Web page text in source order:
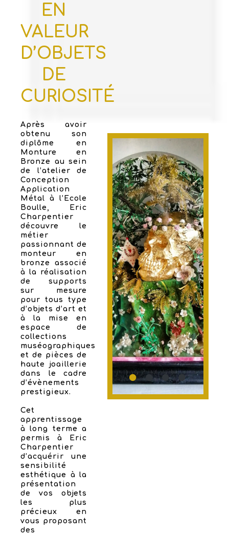
EN
VALEUR
D’OBJETS
DE
CURIOSITÉ
Après avoir
obtenu son
diplôme en
Monture en
Bronze au sein
de l’atelier de
Conception
Application
Métal à l’Ecole
Boulle, Eric
Charpentier
découvre le
métier
passionnant de
monteur en
bronze associé
à la réalisation
de supports
sur mesure
pour tous type
d’objets d’art et
à la mise en
espace de
collections
muséographiques
et de pièces de
haute joaillerie
dans le cadre
d’évènements
prestigieux.
Cet
apprentissage
à long terme a
permis à Eric
Charpentier
d’acquérir une
sensibilité
esthétique à la
présentation
de vos objets
les plus
précieux en
vous proposant
des